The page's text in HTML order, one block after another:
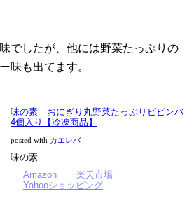
でしたが、他には野菜たっぷりの
味も出てます。
味の素 おにぎり丸野菜たっぷりビビンバ
4個入り【冷凍商品】
posted with カエレバ
味の素
Amazon
楽天市場
Yahooショッピング